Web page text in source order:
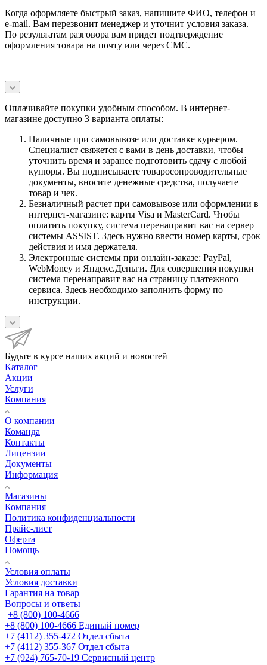
Когда оформляете быстрый заказ, напишите ФИО, телефон и
e-mail. Вам перезвонит менеджер и уточнит условия заказа.
По результатам разговора вам придет подтверждение
оформления товара на почту или через СМС.
Оплачивайте покупки удобным способом. В интернет-
магазине доступно 3 варианта оплаты:
Наличные при самовывозе или доставке курьером.
Специалист свяжется с вами в день доставки, чтобы
уточнить время и заранее подготовить сдачу с любой
купюры. Вы подписываете товаросопроводительные
документы, вносите денежные средства, получаете
товар и чек.
Безналичный расчет при самовывозе или оформлении в
интернет-магазине: карты Visa и MasterCard. Чтобы
оплатить покупку, система перенаправит вас на сервер
системы ASSIST. Здесь нужно ввести номер карты, срок
действия и имя держателя.
Электронные системы при онлайн-заказе: PayPal,
WebMoney и Яндекс.Деньги. Для совершения покупки
система перенаправит вас на страницу платежного
сервиса. Здесь необходимо заполнить форму по
инструкции.
Будьте в курсе наших акций и новостей
Каталог
Акции
Услуги
Компания
О компании
Команда
Контакты
Лицензии
Документы
Информация
Магазины
Компания
Политика конфиденциальности
Прайс-лист
Оферта
Помощь
Условия оплаты
Условия доставки
Гарантия на товар
Вопросы и ответы
+8 (800) 100-4666
+8 (800) 100-4666 Единый номер
+7 (4112) 355-472 Отдел сбыта
+7 (4112) 355-367 Отдел сбыта
+7 (924) 765-70-19 Сервисный центр